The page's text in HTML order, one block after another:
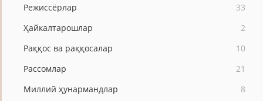
Режиссёрлар
33
Ҳайкалтарошлар
2
Раққос ва раққосалар
10
Рассомлар
21
Миллий ҳунармандлар
8